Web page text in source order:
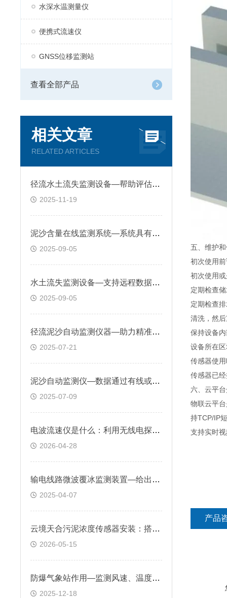
水深水温测量仪
便携式流速仪
GNSS位移监测站
查看全部产品
相关文章
RELATED ARTICLES
径流水土流失监测设备—帮助评估治理措施效果，为生态修复提供依据
2025-11-19
泥沙含量在线监测系统—系统具有自动校准和故障诊断功能，确保长期稳定运行
2025-09-05
水土流失监测设备—支持远程数据查看与异常预警，能长期连续工作于野外环境
2025-09-05
径流泥沙自动监测仪器—助力精准掌握土壤侵蚀动态，优化水土保持措施
2025-07-21
泥沙自动监测仪—数据通过有线或无线方式传输，便于远程监控与分析
2025-07-09
电波流速仪是什么：利用无线电探测技术非接触式测量水体表面流速的仪器
2026-04-28
输电线路微波覆冰监测装置—给出线路冰情预报，及时给出除冰预警
2025-04-07
云境天合污泥浓度传感器安装：搭配3/4NPT管螺纹，便于安装在管道和罐体上
2026-05-15
防爆气象站作用—监测风速、温度等气象参数预防气体扩散与火灾风险
2025-12-18
五、维护
初次使用
初次使用
定期检查
定期检查
清洗，然
保持设备
设备所在
传感器使
传感器已
六、云平
物联云平
持TCP/IP
支持实时
产品